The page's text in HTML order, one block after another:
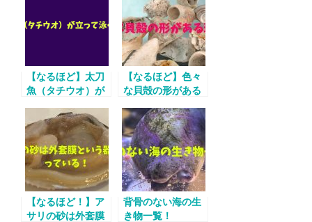
【なるほど】太刀
魚（タチウオ）が
【なるほど】色々
な貝殻の形がある
【なるほど！】ア
サリの砂は外套膜
背骨のない海の生
き物一覧！